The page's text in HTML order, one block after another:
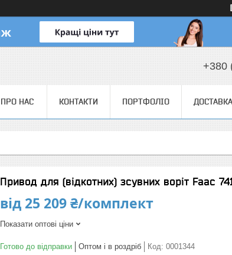
+380
ПРО НАС КОНТАКТИ ПОРТФОЛІО
Привод для (відкотних) зсувних воріт Faac
від 25 209 ₴/комплект
Показати оптові ціни
Готово до відправки Оптом і в роздріб Код: 0001344